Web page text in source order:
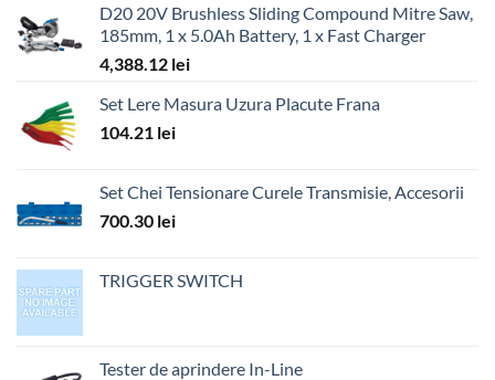
D20 20V Brushless Sliding Compound Mitre Saw,
185mm, 1 x 5.0Ah Battery, 1 x Fast Charger
4,388.12 lei
Set Lere Masura Uzura Placute Frana
104.21 lei
Set Chei Tensionare Curele Transmisie, Accesorii
700.30 lei
TRIGGER SWITCH
Tester de aprindere In-Line